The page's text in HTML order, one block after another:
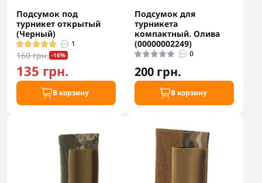
Подсумок под
турникет открытый
(Черный)
1
160 грн. -16%
135 грн.
В корзину
Подсумок для
турникета
компактный. Олива
(00000002249)
0
200 грн.
В корзину